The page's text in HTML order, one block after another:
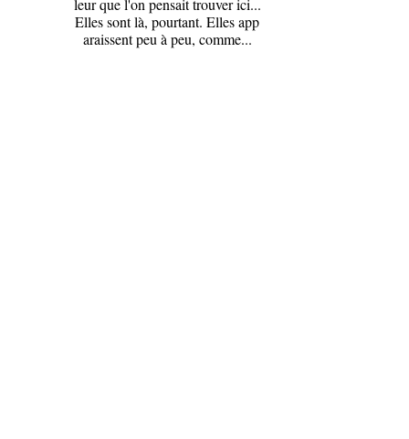
leur que l'on pensait trouver ici...
Elles sont là, pourtant. Elles app
araissent peu à peu, comme...